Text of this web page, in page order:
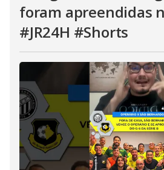
foram apreendidas
#JR24H #Shorts